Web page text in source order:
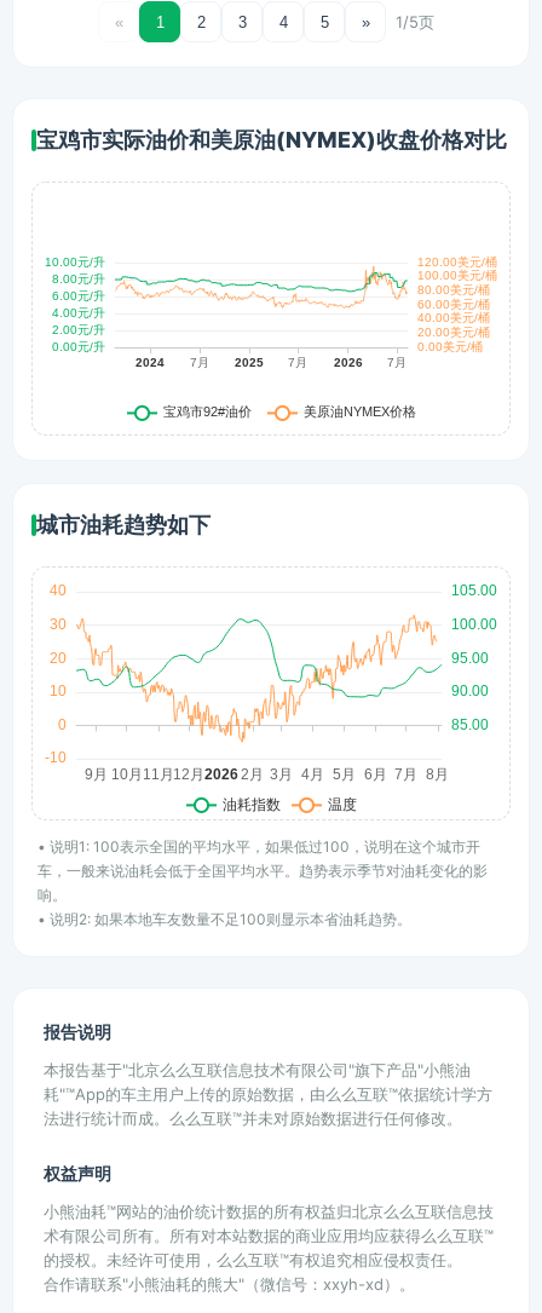
« 1 2 3 4 5 » 1/5页
宝鸡市实际油价和美原油(NYMEX)收盘价格对比
城市油耗趋势如下
• 说明1: 100表示全国的平均水平，如果低过100，说明在这个城市开
车，一般来说油耗会低于全国平均水平。趋势表示季节对油耗变化的影
响。
• 说明2: 如果本地车友数量不足100则显示本省油耗趋势。
报告说明
本报告基于"北京么么互联信息技术有限公司"旗下产品"小熊油
耗"™App的车主用户上传的原始数据，由么么互联™依据统计学方
法进行统计而成。么么互联™并未对原始数据进行任何修改。
权益声明
小熊油耗™网站的油价统计数据的所有权益归北京么么互联信息技
术有限公司所有。所有对本站数据的商业应用均应获得么么互联™
的授权。未经许可使用，么么互联™有权追究相应侵权责任。
合作请联系"小熊油耗的熊大"（微信号：xxyh-xd）。